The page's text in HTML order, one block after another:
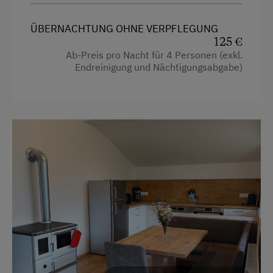
Mikrowelle
Terrasse
Zentralheizung
Internet
Kostenloses Internet
Freizeitaktivitäten am Betrieb und in der
Umgebung
Almausflüge
Mikrowelle
ÜBERNACHTUNG OHNE VERPFLEGUNG
125 €
Ab-Preis pro Nacht für 4 Personen (exkl.
Endreinigung und Nächtigungsabgabe)